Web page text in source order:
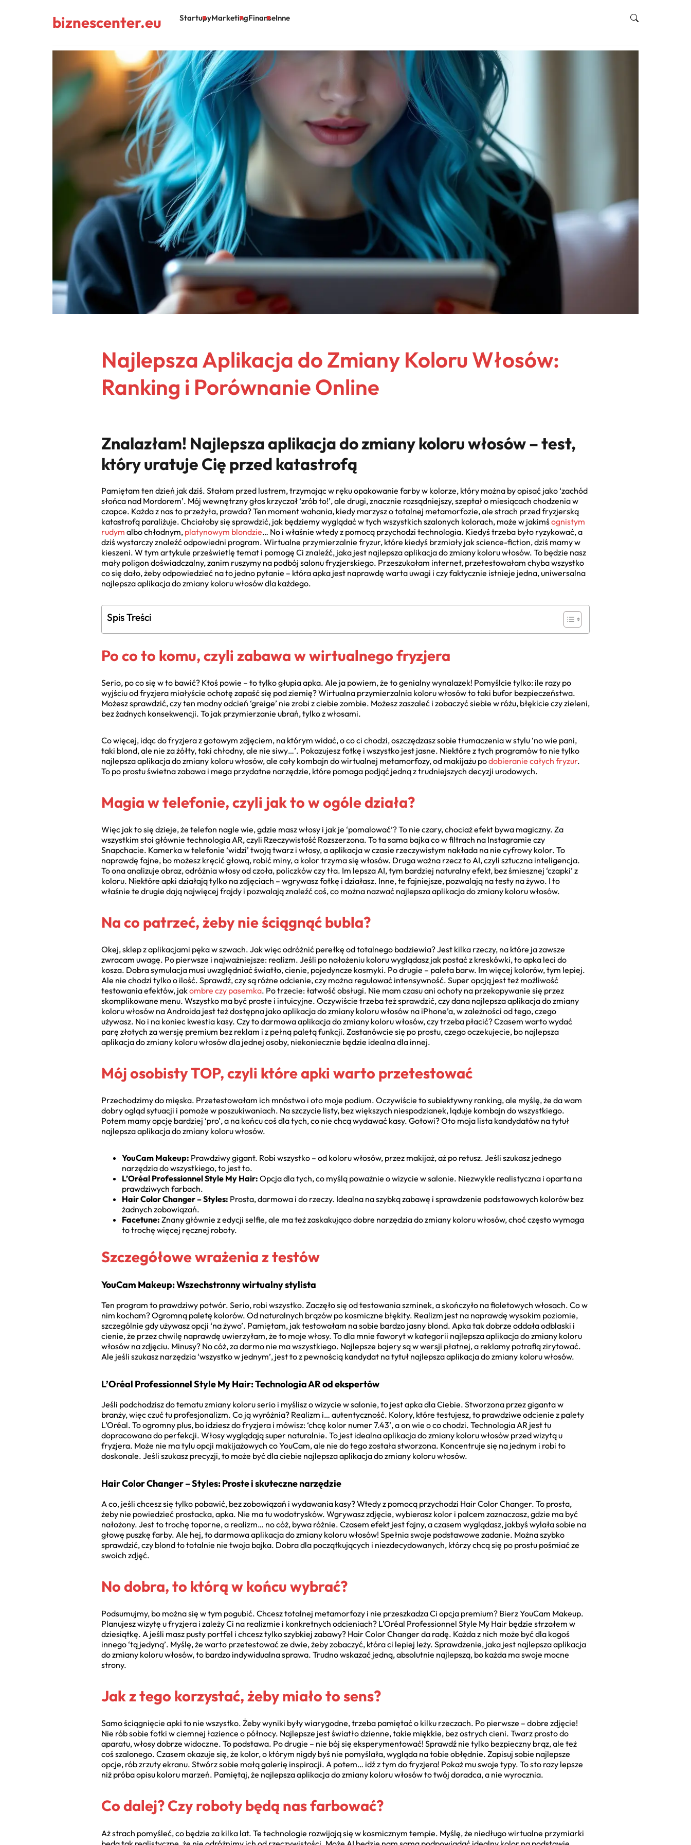
biznescenter.eu StartupyMarketingFinanseInne
Najlepsza Aplikacja do Zmiany Koloru Włosów:
Ranking i Porównanie Online
Znalazłam! Najlepsza aplikacja do zmiany koloru włosów – test,
który uratuje Cię przed katastrofą
Pamiętam ten dzień jak dziś. Stałam przed lustrem, trzymając w ręku opakowanie farby w kolorze, który można by opisać jako ‘zachód
słońca nad Mordorem’. Mój wewnętrzny głos krzyczał ‘zrób to!’, ale drugi, znacznie rozsądniejszy, szeptał o miesiącach chodzenia w
czapce. Każda z nas to przeżyła, prawda? Ten moment wahania, kiedy marzysz o totalnej metamorfozie, ale strach przed fryzjerską
katastrofą paraliżuje. Chciałoby się sprawdzić, jak będziemy wyglądać w tych wszystkich szalonych kolorach, może w jakimśognistym
rudym albo chłodnym, platynowym blondzie… No i właśnie wtedy z pomocą przychodzi technologia. Kiedyś trzeba było ryzykować, a
dziś wystarczy znaleźć odpowiedni program. Wirtualne przymierzalnie fryzur, które kiedyś brzmiały jak science-fiction, dziś mamy w
kieszeni. W tym artykule prześwietlę temat i pomogę Ci znaleźć, jaka jest najlepsza aplikacja do zmiany koloru włosów. To będzie nasz
mały poligon doświadczalny, zanim ruszymy na podbój salonu fryzjerskiego. Przeszukałam internet, przetestowałam chyba wszystko
co się dało, żeby odpowiedzieć na to jedno pytanie – która apka jest naprawdę warta uwagi i czy faktycznie istnieje jedna, uniwersalna
najlepsza aplikacja do zmiany koloru włosów dla każdego.
Spis Treści
Po co to komu, czyli zabawa w wirtualnego fryzjera
Serio, po co się w to bawić? Ktoś powie – to tylko głupia apka. Ale ja powiem, że to genialny wynalazek! Pomyślcie tylko: ile razy po
wyjściu od fryzjera miałyście ochotę zapaść się pod ziemię? Wirtualna przymierzalnia koloru włosów to taki bufor bezpieczeństwa.
Możesz sprawdzić, czy ten modny odcień ‘greige’ nie zrobi z ciebie zombie. Możesz zaszaleć i zobaczyć siebie w różu, błękicie czy zieleni,
bez żadnych konsekwencji. To jak przymierzanie ubrań, tylko z włosami.
Co więcej, idąc do fryzjera z gotowym zdjęciem, na którym widać, o co ci chodzi, oszczędzasz sobie tłumaczenia w stylu ‘no wie pani,
taki blond, ale nie za żółty, taki chłodny, ale nie siwy…’. Pokazujesz fotkę i wszystko jest jasne. Niektóre z tych programów to nie tylko
najlepsza aplikacja do zmiany koloru włosów, ale cały kombajn do wirtualnej metamorfozy, od makijażu podobieranie całych fryzur.
To po prostu świetna zabawa i mega przydatne narzędzie, które pomaga podjąć jedną z trudniejszych decyzji urodowych.
Magia w telefonie, czyli jak to w ogóle działa?
Więc jak to się dzieje, że telefon nagle wie, gdzie masz włosy i jak je ‘pomalować’? To nie czary, chociaż efekt bywa magiczny. Za
wszystkim stoi głównie technologia AR, czyli Rzeczywistość Rozszerzona. To ta sama bajka co w filtrach na Instagramie czy
Snapchacie. Kamerka w telefonie ‘widzi’ twoją twarz i włosy, a aplikacja w czasie rzeczywistym nakłada na nie cyfrowy kolor. To
naprawdę fajne, bo możesz kręcić głową, robić miny, a kolor trzyma się włosów. Druga ważna rzecz to AI, czyli sztuczna inteligencja.
To ona analizuje obraz, odróżnia włosy od czoła, policzków czy tła. Im lepsza AI, tym bardziej naturalny efekt, bez śmiesznej ‘czapki’ z
koloru. Niektóre apki działają tylko na zdjęciach – wgrywasz fotkę i działasz. Inne, te fajniejsze, pozwalają na testy na żywo. I to
właśnie te drugie dają najwięcej frajdy i pozwalają znaleźć coś, co można nazwać najlepsza aplikacja do zmiany koloru włosów.
Na co patrzeć, żeby nie ściągnąć bubla?
Okej, sklep z aplikacjami pęka w szwach. Jak więc odróżnić perełkę od totalnego badziewia? Jest kilka rzeczy, na które ja zawsze
zwracam uwagę. Po pierwsze i najważniejsze: realizm. Jeśli po nałożeniu koloru wyglądasz jak postać z kreskówki, to apka leci do
kosza. Dobra symulacja musi uwzględniać światło, cienie, pojedyncze kosmyki. Po drugie – paleta barw. Im więcej kolorów, tym lepiej.
Ale nie chodzi tylko o ilość. Sprawdź, czy są różne odcienie, czy można regulować intensywność. Super opcją jest też możliwość
testowania efektów, jakombre czy pasemka. Po trzecie: łatwość obsługi. Nie mam czasu ani ochoty na przekopywanie się przez
skomplikowane menu. Wszystko ma być proste i intuicyjne. Oczywiście trzeba też sprawdzić, czy dana najlepsza aplikacja do zmiany
koloru włosów na Androida jest też dostępna jako aplikacja do zmiany koloru włosów na iPhone’a, w zależności od tego, czego
używasz. No i na koniec kwestia kasy. Czy to darmowa aplikacja do zmiany koloru włosów, czy trzeba płacić? Czasem warto wydać
parę złotych za wersję premium bez reklam i z pełną paletą funkcji. Zastanówcie się po prostu, czego oczekujecie, bo najlepsza
aplikacja do zmiany koloru włosów dla jednej osoby, niekoniecznie będzie idealna dla innej.
Mój osobisty TOP, czyli które apki warto przetestować
Przechodzimy do mięska. Przetestowałam ich mnóstwo i oto moje podium. Oczywiście to subiektywny ranking, ale myślę, że da wam
dobry ogląd sytuacji i pomoże w poszukiwaniach. Na szczycie listy, bez większych niespodzianek, ląduje kombajn do wszystkiego.
Potem mamy opcję bardziej ‘pro’, a na końcu coś dla tych, co nie chcą wydawać kasy. Gotowi? Oto moja lista kandydatów na tytuł
najlepsza aplikacja do zmiany koloru włosów.
YouCam Makeup: Prawdziwy gigant. Robi wszystko – od koloru włosów, przez makijaż, aż po retusz. Jeśli szukasz jednego
narzędzia do wszystkiego, to jest to.
L’Oréal Professionnel Style My Hair: Opcja dla tych, co myślą poważnie o wizycie w salonie. Niezwykle realistyczna i oparta na
prawdziwych farbach.
Hair Color Changer – Styles: Prosta, darmowa i do rzeczy. Idealna na szybką zabawę i sprawdzenie podstawowych kolorów bez
żadnych zobowiązań.
Facetune: Znany głównie z edycji selfie, ale ma też zaskakująco dobre narzędzia do zmiany koloru włosów, choć często wymaga
to trochę więcej ręcznej roboty.
Szczegółowe wrażenia z testów
YouCam Makeup: Wszechstronny wirtualny stylista
Ten program to prawdziwy potwór. Serio, robi wszystko. Zaczęło się od testowania szminek, a skończyło na fioletowych włosach. Co w
nim kocham? Ogromną paletę kolorów. Od naturalnych brązów po kosmiczne błękity. Realizm jest na naprawdę wysokim poziomie,
szczególnie gdy używasz opcji ‘na żywo’. Pamiętam, jak testowałam na sobie bardzo jasny blond. Apka tak dobrze oddała odblaski i
cienie, że przez chwilę naprawdę uwierzyłam, że to moje włosy. To dla mnie faworyt w kategorii najlepsza aplikacja do zmiany koloru
włosów na zdjęciu. Minusy? No cóż, za darmo nie ma wszystkiego. Najlepsze bajery są w wersji płatnej, a reklamy potrafią zirytować.
Ale jeśli szukasz narzędzia ‘wszystko w jednym’, jest to z pewnością kandydat na tytuł najlepsza aplikacja do zmiany koloru włosów.
L’Oréal Professionnel Style My Hair: Technologia AR od ekspertów
Jeśli podchodzisz do tematu zmiany koloru serio i myślisz o wizycie w salonie, to jest apka dla Ciebie. Stworzona przez giganta w
branży, więc czuć tu profesjonalizm. Co ją wyróżnia? Realizm i… autentyczność. Kolory, które testujesz, to prawdziwe odcienie z palety
L’Oréal. To ogromny plus, bo idziesz do fryzjera i mówisz: ‘chcę kolor numer 7.43’, a on wie o co chodzi. Technologia AR jest tu
dopracowana do perfekcji. Włosy wyglądają super naturalnie. To jest idealna aplikacja do zmiany koloru włosów przed wizytą u
fryzjera. Może nie ma tylu opcji makijażowych co YouCam, ale nie do tego została stworzona. Koncentruje się na jednym i robi to
doskonale. Jeśli szukasz precyzji, to może być dla ciebie najlepsza aplikacja do zmiany koloru włosów.
Hair Color Changer – Styles: Proste i skuteczne narzędzie
A co, jeśli chcesz się tylko pobawić, bez zobowiązań i wydawania kasy? Wtedy z pomocą przychodzi Hair Color Changer. To prosta,
żeby nie powiedzieć prostacka, apka. Nie ma tu wodotrysków. Wgrywasz zdjęcie, wybierasz kolor i palcem zaznaczasz, gdzie ma być
nałożony. Jest to trochę toporne, a realizm… no cóż, bywa różnie. Czasem efekt jest fajny, a czasem wyglądasz, jakbyś wylała sobie na
głowę puszkę farby. Ale hej, to darmowa aplikacja do zmiany koloru włosów! Spełnia swoje podstawowe zadanie. Można szybko
sprawdzić, czy blond to totalnie nie twoja bajka. Dobra dla początkujących i niezdecydowanych, którzy chcą się po prostu pośmiać ze
swoich zdjęć.
No dobra, to którą w końcu wybrać?
Podsumujmy, bo można się w tym pogubić. Chcesz totalnej metamorfozy i nie przeszkadza Ci opcja premium? Bierz YouCam Makeup.
Planujesz wizytę u fryzjera i zależy Ci na realizmie i konkretnych odcieniach? L’Oréal Professionnel Style My Hair będzie strzałem w
dziesiątkę. A jeśli masz pusty portfel i chcesz tylko szybkiej zabawy? Hair Color Changer da radę. Każda z nich może być dla kogoś
innego ‘tą jedyną’. Myślę, że warto przetestować ze dwie, żeby zobaczyć, która ci lepiej leży. Sprawdzenie, jaka jest najlepsza aplikacja
do zmiany koloru włosów, to bardzo indywidualna sprawa. Trudno wskazać jedną, absolutnie najlepszą, bo każda ma swoje mocne
strony.
Jak z tego korzystać, żeby miało to sens?
Samo ściągnięcie apki to nie wszystko. Żeby wyniki były wiarygodne, trzeba pamiętać o kilku rzeczach. Po pierwsze – dobre zdjęcie!
Nie rób sobie fotki w ciemnej łazience o północy. Najlepsze jest światło dzienne, takie miękkie, bez ostrych cieni. Twarz prosto do
aparatu, włosy dobrze widoczne. To podstawa. Po drugie – nie bój się eksperymentować! Sprawdź nie tylko bezpieczny brąz, ale też
coś szalonego. Czasem okazuje się, że kolor, o którym nigdy byś nie pomyślała, wygląda na tobie obłędnie. Zapisuj sobie najlepsze
opcje, rób zrzuty ekranu. Stwórz sobie małą galerię inspiracji. A potem… idź z tym do fryzjera! Pokaż mu swoje typy. To sto razy lepsze
niż próba opisu koloru marzeń. Pamiętaj, że najlepsza aplikacja do zmiany koloru włosów to twój doradca, a nie wyrocznia.
Co dalej? Czy roboty będą nas farbować?
Aż strach pomyśleć, co będzie za kilka lat. Te technologie rozwijają się w kosmicznym tempie. Myślę, że niedługo wirtualne przymiarki